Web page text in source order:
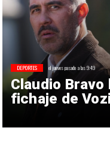
Claudio
fichaje de
DEPORTES el jueves pasado a las 9:49